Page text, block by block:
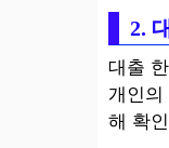
2.
대출
개인의
해 확